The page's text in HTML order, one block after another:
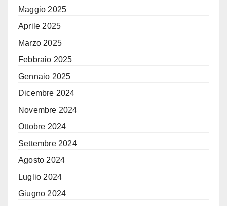
Maggio 2025
Aprile 2025
Marzo 2025
Febbraio 2025
Gennaio 2025
Dicembre 2024
Novembre 2024
Ottobre 2024
Settembre 2024
Agosto 2024
Luglio 2024
Giugno 2024